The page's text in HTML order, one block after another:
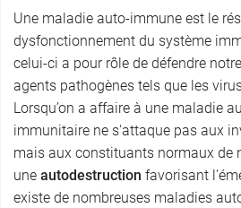
Une maladie auto-immune est le
dysfonctionnement du système
celui-ci a pour rôle de défendre
agents pathogènes tels que les
Lorsqu’on a affaire à une maladie
immunitaire ne s'attaque pas aux
mais aux constituants normaux de
une autodestruction favorisant
existe de nombreuses maladies